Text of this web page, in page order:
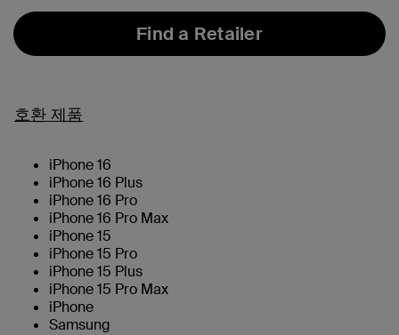
Find a Retailer
호환 제품
iPhone 16
iPhone 16 Plus
iPhone 16 Pro
iPhone 16 Pro Max
iPhone 15
iPhone 15 Pro
iPhone 15 Plus
iPhone 15 Pro Max
iPhone
Samsung